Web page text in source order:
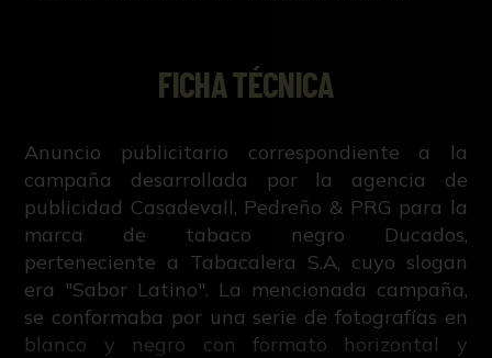
FICHA TÉCNICA
Anuncio publicitario correspondiente a la
campaña desarrollada por la agencia de
publicidad Casadevall, Pedreño & PRG para la
marca de tabaco negro Ducados,
perteneciente a Tabacalera S.A, cuyo slogan
era "Sabor Latino". La mencionada campaña,
se conformaba por una serie de fotografías en
blanco y negro con formato horizontal y